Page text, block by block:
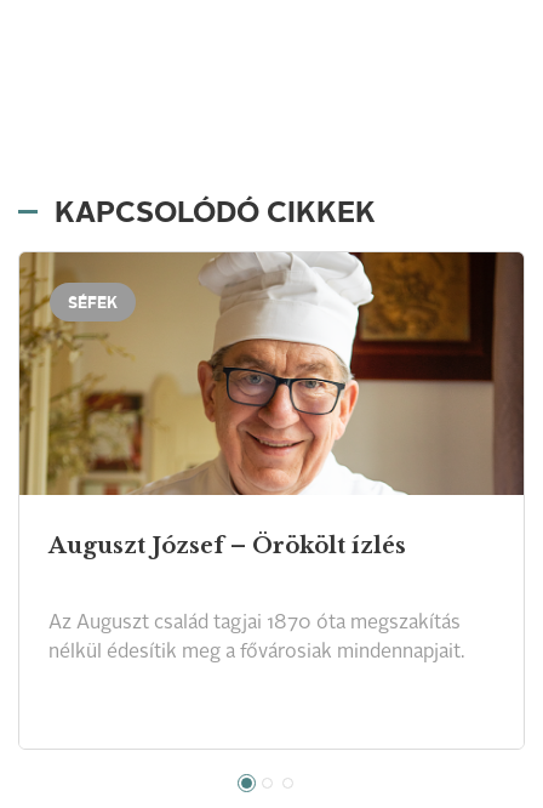
KAPCSOLÓDÓ CIKKEK
SÉFEK
Auguszt József – Örökölt ízlés
Az Auguszt család tagjai 1870 óta megszakítás
nélkül édesítik meg a fővárosiak mindennapjait.